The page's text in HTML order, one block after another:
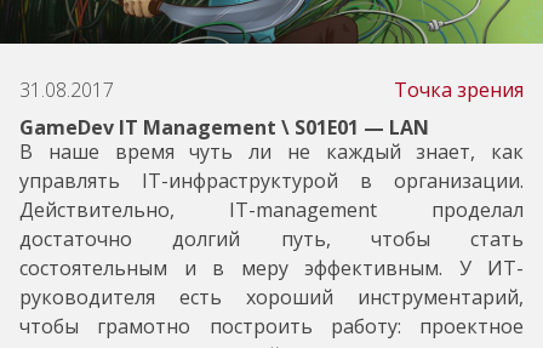
31.08.2017
Точка зрения
GameDev IT Management \ S01E01 — LAN
В наше время чуть ли не каждый знает, как
управлять IT-инфраструктурой в организации.
Действительно, IT-management проделал
достаточно долгий путь, чтобы стать
состоятельным и в меру эффективным. У ИТ-
руководителя есть хороший инструментарий,
чтобы грамотно построить работу: проектное